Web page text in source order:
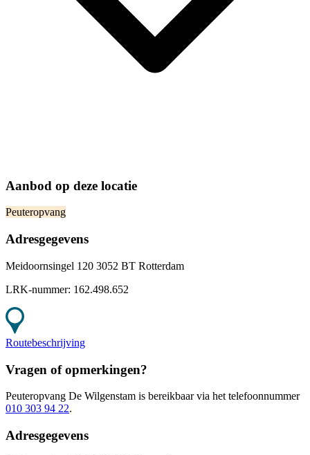
Aanbod op deze locatie
Peuteropvang
Adresgegevens
Meidoornsingel 120 3052 BT Rotterdam
LRK-nummer: 162.498.652
Routebeschrijving
Vragen of opmerkingen?
Peuteropvang De Wilgenstam is bereikbaar via het telefoonnummer
010 303 94 22.
Adresgegevens